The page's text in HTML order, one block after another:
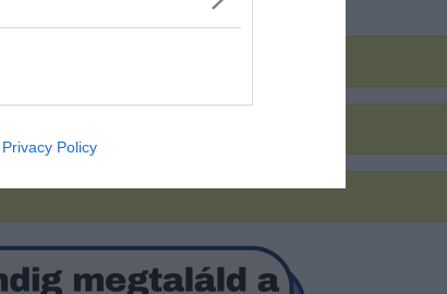
Privacy Policy